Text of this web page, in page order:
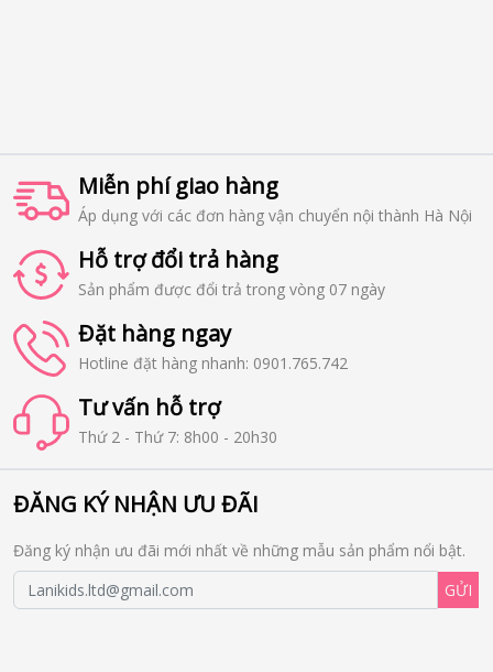
Miễn phí giao hàng
Áp dụng với các đơn hàng vận chuyển nội thành Hà Nội
Hỗ trợ đổi trả hàng
Sản phẩm được đổi trả trong vòng 07 ngày
Đặt hàng ngay
Hotline đặt hàng nhanh: 0901.765.742
Tư vấn hỗ trợ
Thứ 2 - Thứ 7: 8h00 - 20h30
ĐĂNG KÝ NHẬN ƯU ĐÃI
Đăng ký nhận ưu đãi mới nhất về những mẫu sản phẩm nổi bật.
GỬI